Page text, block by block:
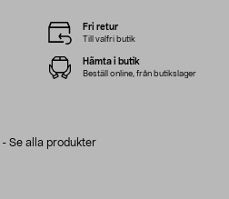
- Se alla produkter
Fri retur
Till valfri butik
Hämta i butik
Beställ online, från butikslager